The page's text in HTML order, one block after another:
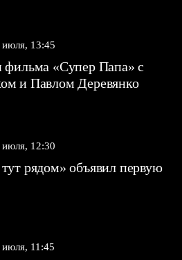
июля, 13:45
фильма «Супер Папа» с
и Павлом Деревянко
июля, 12:30
рядом» объявил первую
июля, 11:45